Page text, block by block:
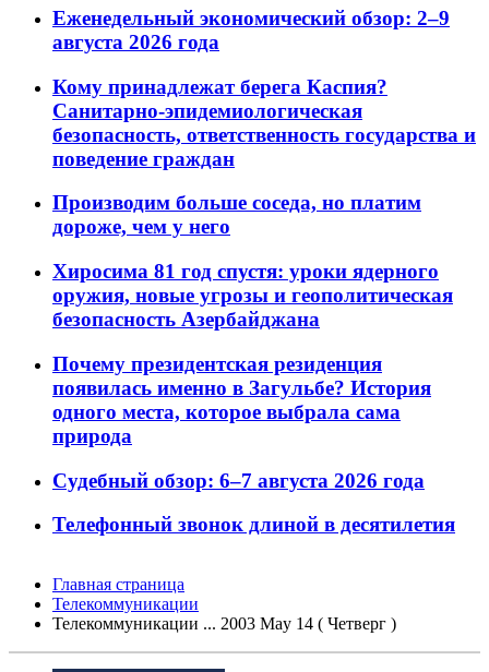
Еженедельный экономический обзор: 2–9
августа 2026 года
Кому принадлежат берега Каспия?
Санитарно-эпидемиологическая
безопасность, ответственность государства и
поведение граждан
Производим больше соседа, но платим
дороже, чем у него
Хиросима 81 год спустя: уроки ядерного
оружия, новые угрозы и геополитическая
безопасность Азербайджана
Почему президентская резиденция
появилась именно в Загульбе? История
одного места, которое выбрала сама
природа
Судебный обзор: 6–7 августа 2026 года
Телефонный звонок длиной в десятилетия
Главная страница
Телекоммуникации
Телекоммуникации ... 2003 May 14 ( Четверг )